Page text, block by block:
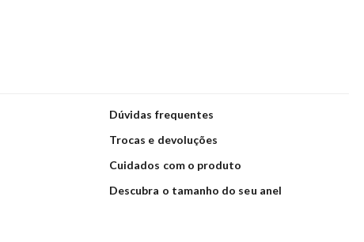
Dúvidas frequentes
Trocas e devoluções
Cuidados com o produto
Descubra o tamanho do seu anel